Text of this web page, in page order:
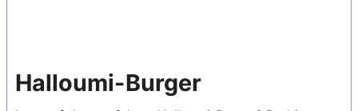
Halloumi-Burger